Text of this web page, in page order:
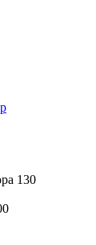
130